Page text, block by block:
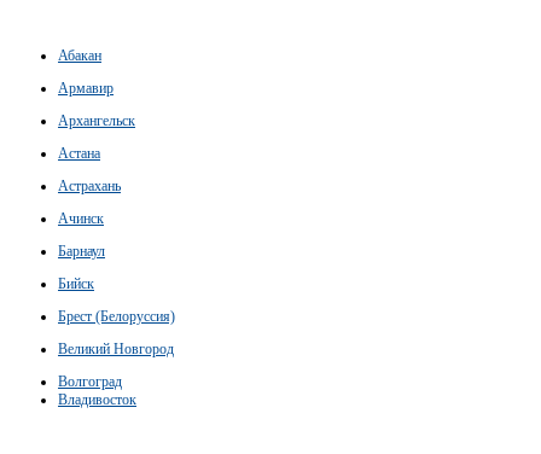
Абакан
Армавир
Архангельск
Астана
Астрахань
Ачинск
Барнаул
Бийск
Брест (Белоруссия)
Великий Новгород
Волгоград
Владивосток